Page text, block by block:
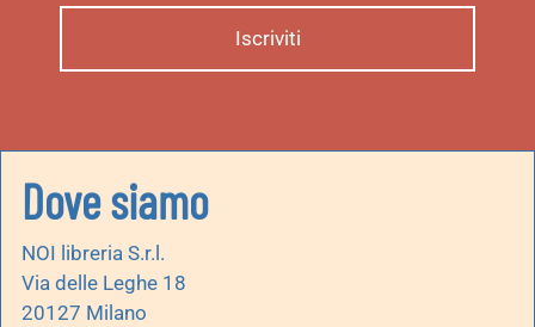
Dove siamo
NOI libreria S.r.l.
Via delle Leghe 18
20127 Milano